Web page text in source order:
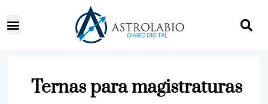
Ternas para magistraturas